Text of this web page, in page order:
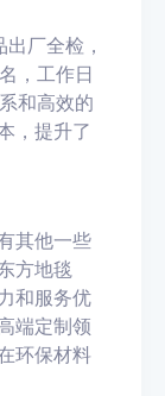
厂全检，
，工作日
和高效的
，提升了
其他一些
方地毯
和服务优
端定制领
环保材料